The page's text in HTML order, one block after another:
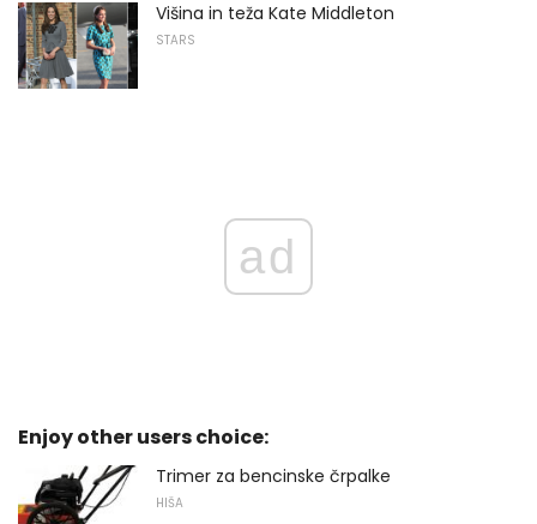
Višina in teža Kate Middleton
STARS
ad
Enjoy other users choice:
Trimer za bencinske črpalke
HIŠA